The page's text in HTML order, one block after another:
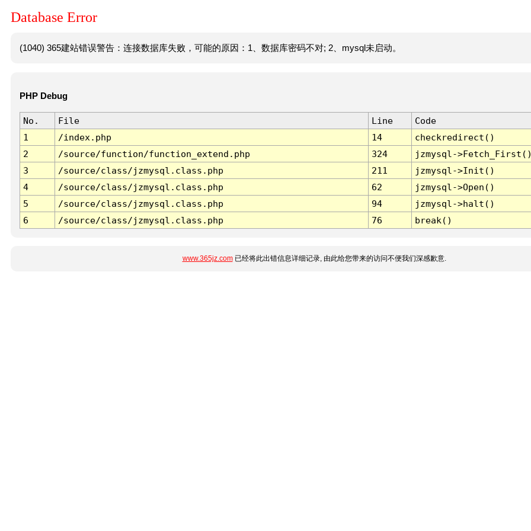
Database Error
(1040) 365建站错误警告：连接数据库失败，可能的原因：1、数据库密码不对; 2、mysql未启动。
PHP Debug
No. File Line
Code
1
/index.php 14
checkredirect()
2
/source/function/function_extend.php 324
jzmysql-
3
/source/class/jzmysql.class.php 211
jzmysql->Init()
4
/source/class/jzmysql.class.php 62
jzmysql->Open()
5
/source/class/jzmysql.class.php 94
jzmysql->halt()
6
/source/class/jzmysql.class.php 76 break()
www.365jz.com已经将此出错信息详细记录, 由此给您带来的访问不便我们深感歉意.